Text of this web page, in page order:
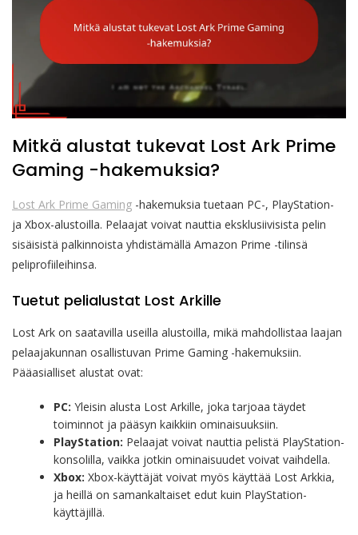
Mitkä alustat tukevat Lost Ark Prime
Gaming -hakemuksia?
Lost Ark Prime Gaming -hakemuksia tuetaan PC-, PlayStation-
ja Xbox-alustoilla. Pelaajat voivat nauttia eksklusiivisista pelin
sisäisistä palkinnoista yhdistämällä Amazon Prime -tilinsä
peliprofiileihinsa.
Tuetut pelialustat Lost Arkille
Lost Ark on saatavilla useilla alustoilla, mikä mahdollistaa laajan
pelaajakunnan osallistuvan Prime Gaming -hakemuksiin.
Pääasialliset alustat ovat:
PC: Yleisin alusta Lost Arkille, joka tarjoaa täydet
toiminnot ja pääsyn kaikkiin ominaisuuksiin.
PlayStation: Pelaajat voivat nauttia pelistä PlayStation-
konsolilla, vaikka jotkin ominaisuudet voivat vaihdella.
Xbox: Xbox-käyttäjät voivat myös käyttää Lost Arkkia,
ja heillä on samankaltaiset edut kuin PlayStation-
käyttäjillä.